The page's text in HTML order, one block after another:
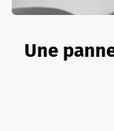
Une